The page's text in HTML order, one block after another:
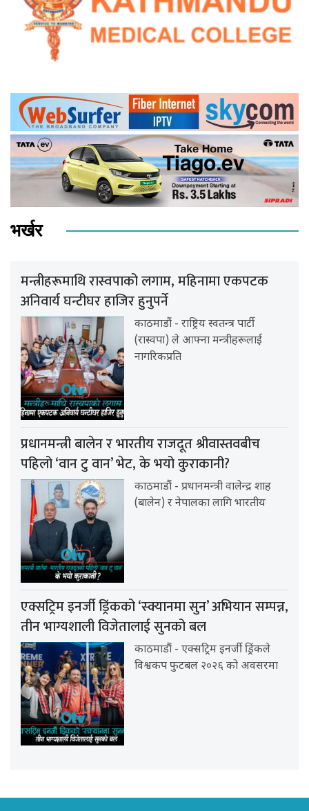
भर्खर
मन्त्रीहरूमाथि रास्वपाको लगाम, महिनामा एकपटक
अनिवार्य घन्टीघर हाजिर हुनुपर्ने
काठमाडौं - राष्ट्रिय स्वतन्त्र पार्टी
(रास्वपा) ले आफ्ना मन्त्रीहरूलाई
नागरिकप्रति
प्रधानमन्त्री बालेन र भारतीय राजदूत श्रीवास्तवबीच
पहिलो ‘वान टु वान’ भेट, के भयो कुराकानी?
काठमाडौं - प्रधानमन्त्री वालेन्द्र शाह
(बालेन) र नेपालका लागि भारतीय
एक्सट्रिम इनर्जी ड्रिंकको ‘स्क्यानमा सुन’ अभियान सम्पन्न,
तीन भाग्यशाली विजेतालाई सुनको बल
काठमाडौं - एक्सट्रिम इनर्जी ड्रिंकले
विश्वकप फुटबल २०२६ को अवसरमा